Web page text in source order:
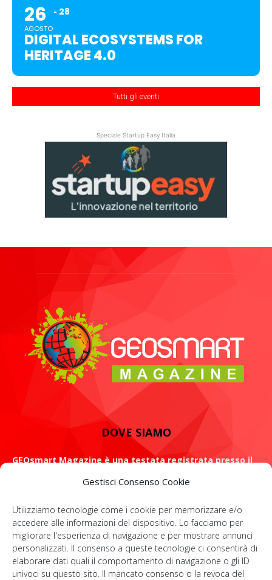
Gestisci Consenso Cookie
Utilizziamo tecnologie come i cookie per memorizzare e/o
accedere alle informazioni del dispositivo. Lo facciamo per
migliorare l'esperienza di navigazione e per mostrare annunci
personalizzati. Il consenso a queste tecnologie ci consentirà di
elaborare dati quali il comportamento di navigazione o gli ID
univoci su questo sito. Il mancato consenso o la revoca del
26
AGOSTO
28
DIGITAL ECOSYSTEMS FOR
HERITAGE 4.0
Tutti gli eventi
Speciale Startup Easy Italia
DOVE SIAMO
GEOsmart Magazine è una testata registrata presso il
ROMA: Via Casilina 98, 00182
Contattaci:info@geosmartmagazine.it